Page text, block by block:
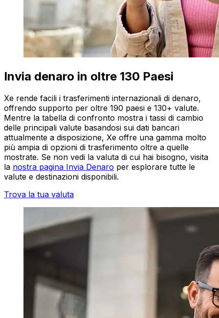
Invia denaro in oltre 130 Paesi
Xe rende facili i trasferimenti internazionali di denaro,
offrendo supporto per oltre 190 paesi e 130+ valute.
Mentre la tabella di confronto mostra i tassi di cambio
delle principali valute basandosi sui dati bancari
attualmente a disposizione, Xe offre una gamma molto
più ampia di opzioni di trasferimento oltre a quelle
mostrate. Se non vedi la valuta di cui hai bisogno, visita
la nostra pagina Invia Denaro per esplorare tutte le
valute e destinazioni disponibili.
Trova la tua valuta